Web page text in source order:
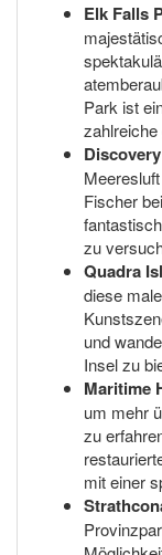
Elk Falls
Park ist
Fischer
zu
Quadra
diese
und
Insel zu
Maritime
um mehr
zu
mit einer